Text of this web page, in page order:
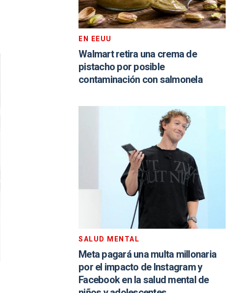
EN EEUU
Walmart retira una crema de
pistacho por posible
contaminación con salmonela
SALUD MENTAL
Meta pagará una multa millonaria
por el impacto de Instagram y
Facebook en la salud mental de